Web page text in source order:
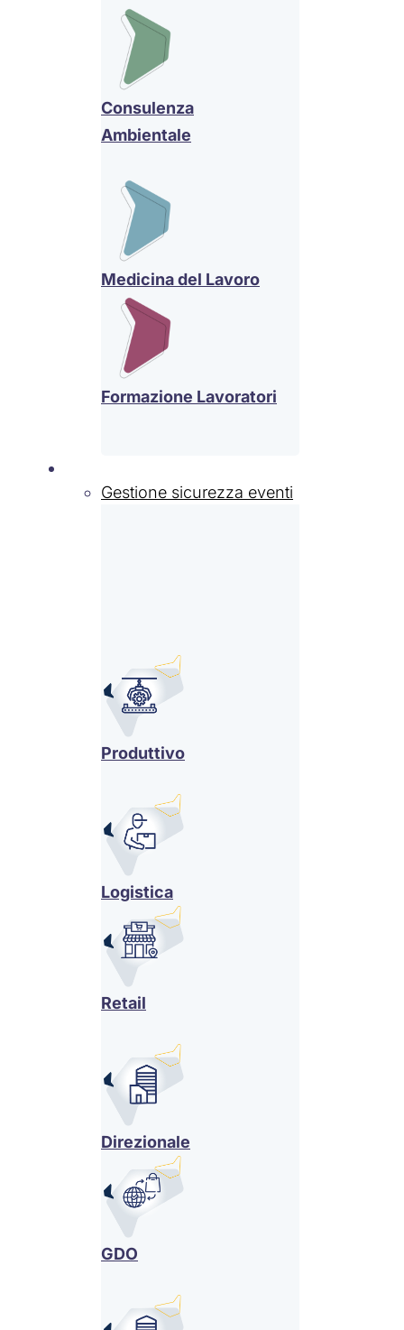
Consulenza
Ambientale
Medicina del Lavoro
Formazione Lavoratori
Gestione sicurezza eventi
Produttivo
Logistica
Retail
Direzionale
GDO